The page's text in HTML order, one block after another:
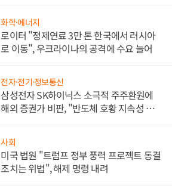
화학·에너지
로이터 "정제연료 3만 톤 한국에서 러시아
로 이동", 우크라이나의 공격에 수요 늘어
전자·전기·정보통신
삼성전자 SK하이닉스 소극적 주주환원에
해외 증권가 비판, "반도체 호황 지속성 의
사회
미국 법원 "트럼프 정부 풍력 프로젝트 동결
조치는 위법", 해제 명령 내려